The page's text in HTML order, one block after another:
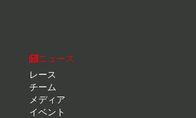
ニュース
レース
チーム
メディア
イベント